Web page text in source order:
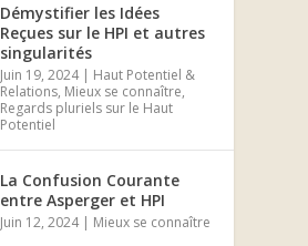
Démystifier les Idées
Reçues sur le HPI et autres
singularités
Juin 19, 2024| Haut Potentiel &
Relations, Mieux se connaître,
Regards pluriels sur le Haut
Potentiel
La Confusion Courante
entre Asperger et HPI
Juin 12, 2024| Mieux se connaître